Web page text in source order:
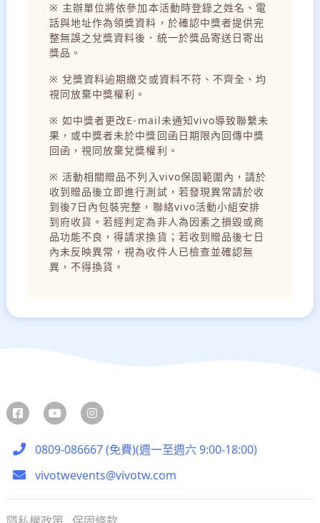
※ 主辦單位將依參加本活動時登錄之姓名、電
話與地址作為領獎資料，於確認中獎者提供完
整無誤之兌獎資料後．統一於獎品寄送日寄出
獎品。
※ 兌獎資料逾期繳交或資料不符、不齊全、均
視同放棄中獎權利。
※ 如中獎者更改E-mail未通知vivo導致聯繫未
果，或中獎者未於中獎回函日期限內回傳中獎
回函，視同放棄兌獎權利。
※ 活動相關贈品不列入vivo保固範圍內，請於
收到贈品後立即進行測試，若發現異常請於收
到後7日內包裝完整，聯絡vivo活動小組安排
到府收貨。若經判定為非人為因素之損毀或商
品功能不良，得請求換貨；若收到贈品後七日
內未反映異常，視為收件人已檢查並確認無
異，不得換貨。
0809-086667 (免費)(週一至週六 9:00-18:00)
vivotwevents@vivotw.com